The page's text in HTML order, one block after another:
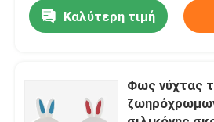
Φως νύχτας των οδηγήσεων
Περιβαλλοντικό φως νύχτας
Καλύτερη τιμή
Φως νύχτας